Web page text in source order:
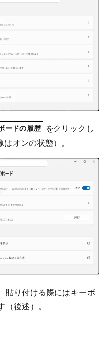
ードの履歴 をクリックし
オンの状態）。
貼り付ける際にはキーボ
後述）。